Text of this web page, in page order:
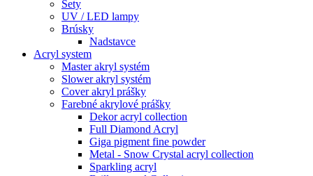
Sety
UV / LED lampy
Brúsky
Nadstavce
Acryl system
Master akryl systém
Slower akryl systém
Cover akryl prášky
Farebné akrylové prášky
Dekor acryl collection
Full Diamond Acryl
Giga pigment fine powder
Metal - Snow Crystal acryl collection
Sparkling acryl